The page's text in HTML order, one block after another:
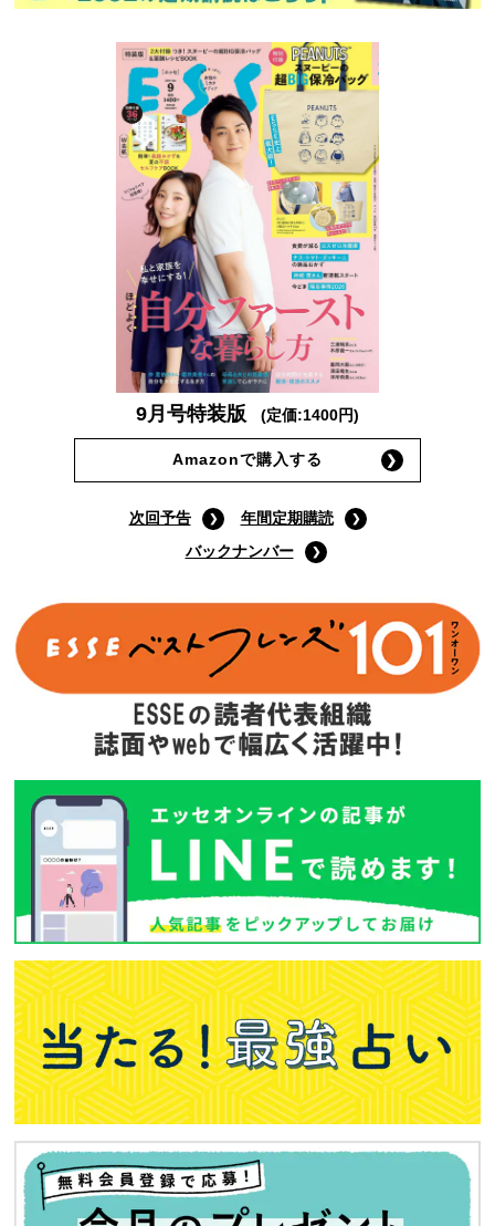
9月号特装版 (定価:1400円)
Amazonで購入する
次回予告
年間定期購読
バックナンバー